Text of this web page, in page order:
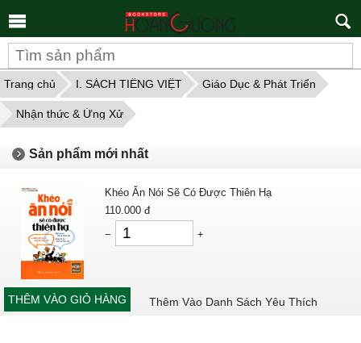
Trang chủ I. SÁCH TIẾNG VIỆT Giáo Dục & Phát Triển
Nhận thức & Ứng Xử
Sản phẩm mới nhất
Khéo Ăn Nói Sẽ Có Được Thiên Hạ
110.000 đ
−
+
THÊM VÀO GIỎ HÀNG Thêm Vào Danh Sách Yêu Thích